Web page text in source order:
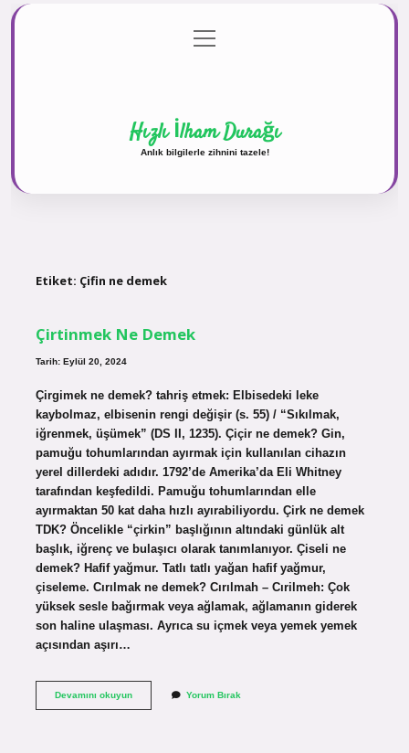
Gizlilik Politikası
menüyü
aç
Hızlı İlham Durağı
Anlık bilgilerle zihnini tazele!
Etiket: Çifin ne demek
Çirtinmek Ne Demek
Tarih: Eylül 20, 2024
Çirgimek ne demek? tahriş etmek: Elbisedeki leke
kaybolmaz, elbisenin rengi değişir (s. 55) / “Sıkılmak,
iğrenmek, üşümek” (DS II, 1235). Çiçir ne demek? Gin,
pamuğu tohumlarından ayırmak için kullanılan cihazın
yerel dillerdeki adıdır. 1792’de Amerika’da Eli Whitney
tarafından keşfedildi. Pamuğu tohumlarından elle
ayırmaktan 50 kat daha hızlı ayırabiliyordu. Çirk ne demek
TDK? Öncelikle “çirkin” başlığının altındaki günlük alt
başlık, iğrenç ve bulaşıcı olarak tanımlanıyor. Çiseli ne
demek? Hafif yağmur. Tatlı tatlı yağan hafif yağmur,
çiseleme. Cırılmak ne demek? Cırılmah – Cırilmeh: Çok
yüksek sesle bağırmak veya ağlamak, ağlamanın giderek
son haline ulaşması. Ayrıca su içmek veya yemek yemek
açısından aşırı…
Devamını okuyunÇirtinmek
Yorum Bırak